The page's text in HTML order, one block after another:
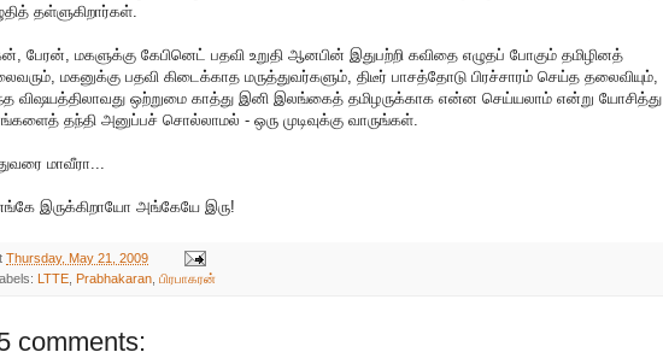
தள்ளுகிறார்கள்.
பேரன், மகளுக்கு கேபினெட் பதவி உறுதி ஆனபின் இதுபற்றி கவிதை எழுதப் போகும் தமிழினத்
மகனுக்கு பதவி கிடைக்காத மருத்துவர்களும், திடீர் பாசத்தோடு பிரச்சாரம் செய்த தலைவியும்,
விஷயத்திலாவது ஒற்றுமை காத்து இனி இலங்கைத் தமிழருக்காக என்ன செய்யலாம் என்று யோசித்து
தந்தி அனுப்பச் சொல்லாமல் - ஒரு முடிவுக்கு வாருங்கள்.
மாவீரா...
இருக்கிறாயோ அங்கேயே இரு!
Thursday, May 21, 2009
LTTE Prabhakaran பிரபாகரன்
comments: